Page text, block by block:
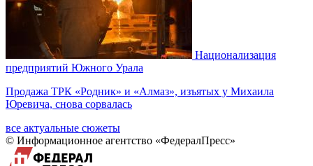
Национализация
предприятий Южного Урала
Продажа ТРК «Родник» и «Алмаз», изъятых у Михаила
Юревича, снова сорвалась
все актуальные сюжеты
© Информационное агентство «ФедералПресс»